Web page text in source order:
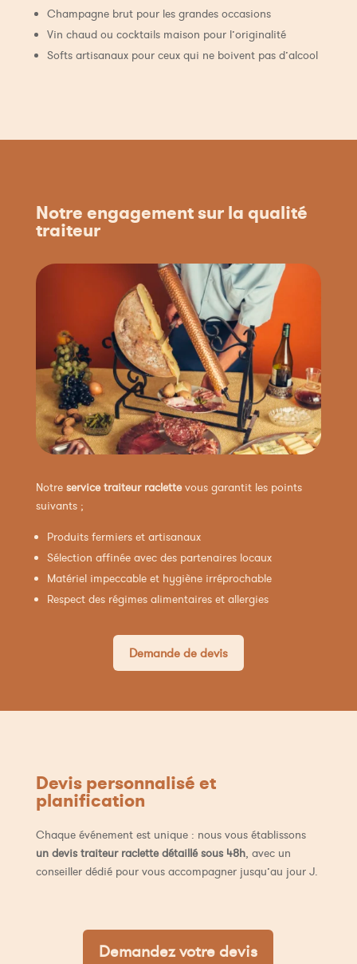
Champagne brut pour les grandes occasions
Vin chaud ou cocktails maison pour l’originalité
Softs artisanaux pour ceux qui ne boivent pas d’alcool
Notre engagement sur la qualité
traiteur
Notre service traiteur raclettevous garantit les points
suivants ;
Produits fermiers et artisanaux
Sélection affinée avec des partenaires locaux
Matériel impeccable et hygiène irréprochable
Respect des régimes alimentaires et allergies
Demande de devis
Devis personnalisé et
planification
Chaque événement est unique : nous vous établissons
un devis traiteur raclette détaillé sous 48h, avec un
conseiller dédié pour vous accompagner jusqu’au jour J.
Demandez votre devis